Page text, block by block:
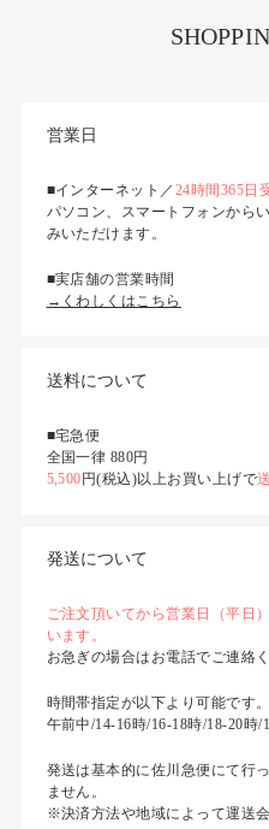
営業日
■インターネット／ 24時間365日
パソコン、スマートフォンから
みいただけます。
■実店舗の営業時間
→くわしくはこちら
送料について
■宅急便
全国一律 880円
5,500 円(税込)以上お買い上げで
発送について
ご注文頂いてから営業日（平日
います。
お急ぎの場合はお電話でご連絡
時間帯指定が以下より可能です。
午前中/14-16時/16-18時/18-20時/
発送は基本的に佐川急便にて行
ません。
※決済方法や地域によって運送